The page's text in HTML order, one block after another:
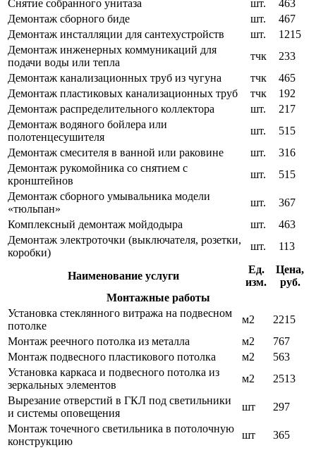
Снятие собранного унитаза
шт.
463
Демонтаж сборного биде
шт.
467
Демонтаж инсталляции для сантехустройств
шт.
1215
Демонтаж инженерных коммуникаций для
подачи воды или тепла
тчк
233
Демонтаж канализационных труб из чугуна
тчк
465
Демонтаж пластиковых канализационных труб
тчк
192
Демонтаж распределительного коллектора
шт.
217
Демонтаж водяного бойлера или
полотенцесушителя
шт.
515
Демонтаж смесителя в ванной или раковине
шт.
316
Демонтаж рукомойника со снятием с
кронштейнов
шт.
515
Демонтаж сборного умывальника модели
«тюльпан»
шт.
367
Комплексный демонтаж мойдодыра
шт.
463
Демонтаж электроточки (выключателя, розетки,
коробки)
шт. 113
Наименование услуги
Ед.
изм.
Цена,
руб.
Монтажные работы
Установка стеклянного витража на подвесном
потолке
м2
2215
Монтаж реечного потолка из металла
м2
767
Монтаж подвесного пластикового потолка
м2
563
Установка каркаса и подвесного потолка из
зеркальных элементов
м2
2513
Вырезание отверстий в ГКЛ под светильники
и системы оповещения
шт
297
Монтаж точечного светильника в потолочную
конструкцию
шт
365